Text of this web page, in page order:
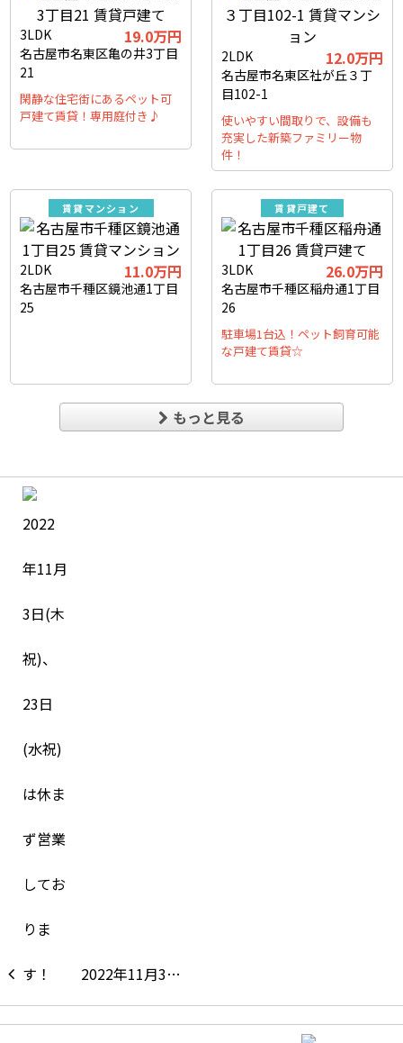
3LDK 19.0万円
名古屋市名東区亀の井3丁目
21
閑静な住宅街にあるペット可
戸建て賃貸！専用庭付き♪
2LDK 12.0万円
名古屋市名東区社が丘３丁
目102-1
使いやすい間取りで、設備も
充実した新築ファミリー物
件！
賃貸マンション
2LDK 11.0万円
名古屋市千種区鏡池通1丁目
25
賃貸戸建て
3LDK 26.0万円
名古屋市千種区稲舟通1丁目
26
駐車場1台込！ペット飼育可能
な戸建て賃貸☆
もっと見る
2022年11月3…